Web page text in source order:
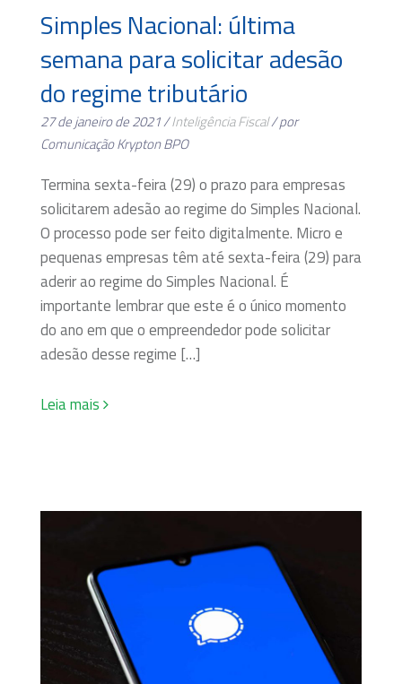
Simples Nacional: última
semana para solicitar adesão
do regime tributário
27 de janeiro de 2021 /Inteligência Fiscal/ por
Comunicação Krypton BPO
Termina sexta-feira (29) o prazo para empresas
solicitarem adesão ao regime do Simples Nacional.
O processo pode ser feito digitalmente. Micro e
pequenas empresas têm até sexta-feira (29) para
aderir ao regime do Simples Nacional. É
importante lembrar que este é o único momento
do ano em que o empreendedor pode solicitar
adesão desse regime […]
Leia mais